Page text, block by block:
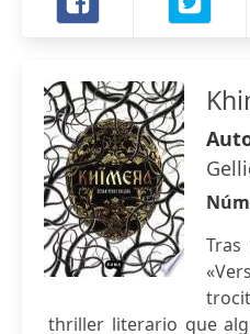
thriller literario que